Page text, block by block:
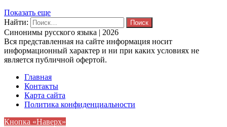
Показать еще
Найти:
Синонимы русского языка | 2026
Вся представленная на сайте информация носит
информационный характер и ни при каких условиях не
является публичной офертой.
Главная
Контакты
Карта сайта
Политика конфиденциальности
Кнопка «Наверх»